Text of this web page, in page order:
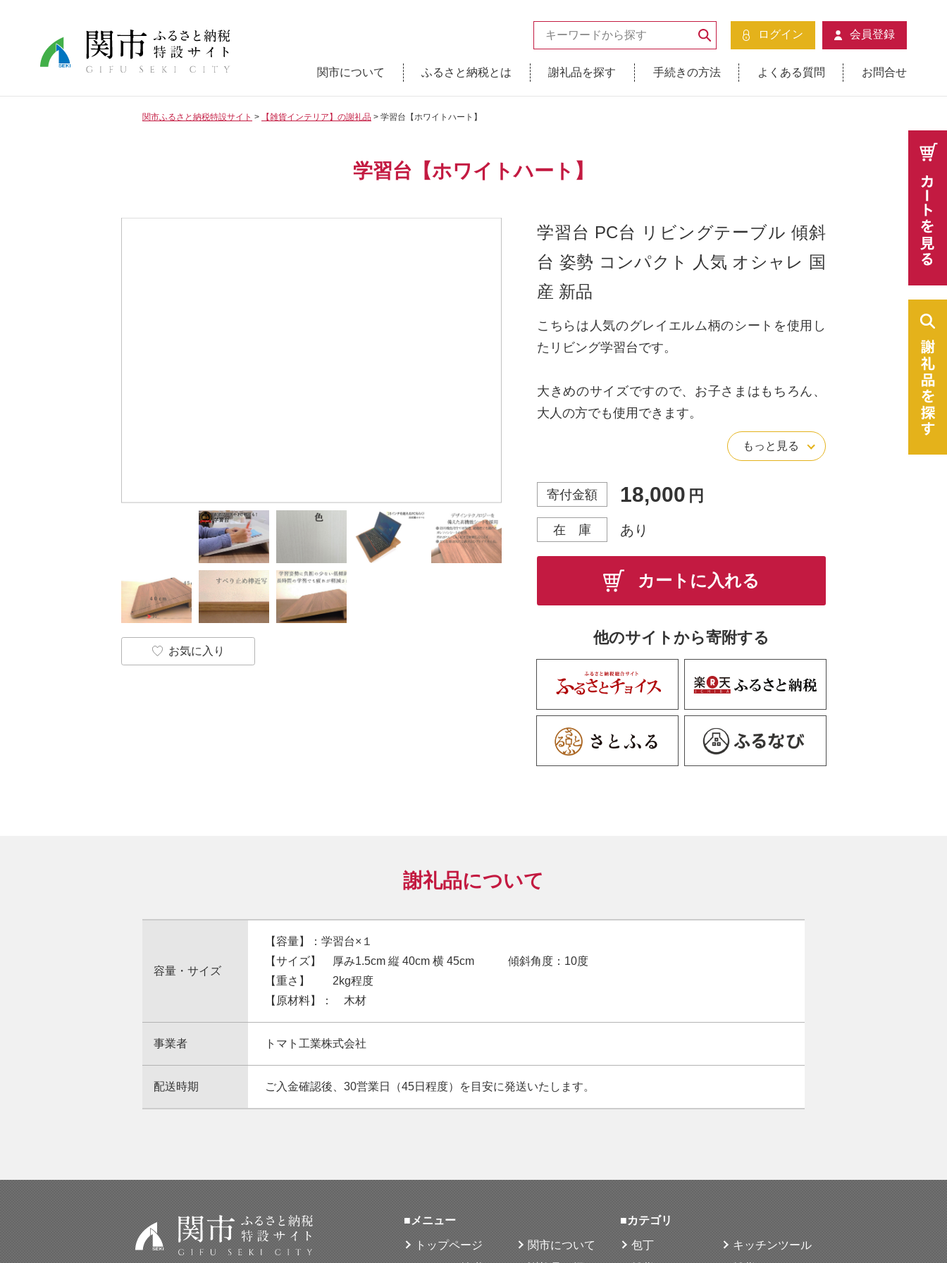
ログイン 会員登録
関市について ふるさと納税とは 謝礼品を探す 手続きの方法 よくある質問 お問合せ
関市ふるさと納税特設サイト 【雑貨インテリア】の謝礼品 学習台【ホワイトハート】
学習台【ホワイトハート】
お気に入り
学習台 PC台 リビングテーブル 傾斜
台 姿勢 コンパクト 人気 オシャレ 国
産 新品
こちらは人気のグレイエルム柄のシートを使用し
たリビング学習台です。
大きめのサイズですので、お子さまはもちろん、
大人の方でも使用できます。
姿勢の改善、お子さまの学習姿勢の改善にも活用
疲労の軽減に役立ちますので、長時間のオフィ
ス、在宅ワークにも最適です。
らくらく移動できますので、リビング学習、学習
机、勉強したい所でいつでも気軽にご使用いただ
○素材
商品名に代表される赤みを抑えたアッシュ系のグ
レイエルム柄
シート特有のツヤを抑えた高意匠性面材仕様
耐候性が高いポリオレフィンシート仕様
耐殺傷性に優れたオレフィンシート仕様
もっと見る
寄付金額 18,000 円
在 庫 あり
カートに入れる
他のサイトから寄附する
謝礼品について
容量・サイズ
【容量】：学習台×１
【サイズ】 厚み1.5cm 縦 40cm 横 45cm 傾斜角度：10度
【重さ】 2kg程度
【原材料】： 木材
事業者 トマト工業株式会社
配送時期 ご入金確認後、30営業日（45日程度）を目安に発送いたします。
■メニュー
トップページ
関市について
■カテゴリ
包丁
キッチンツール